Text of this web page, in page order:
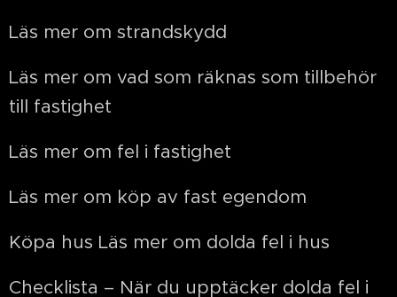
Läs mer om strandskydd
Läs mer om vad som räknas som tillbehör
till fastighet
Läs mer om fel i fastighet
Läs mer om köp av fast egendom
Köpa hus Läs mer om dolda fel i hus
Checklista – När du upptäcker dolda fel i